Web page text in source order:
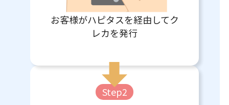
お客様がハピタスを経由してク
レカを発行
Step2